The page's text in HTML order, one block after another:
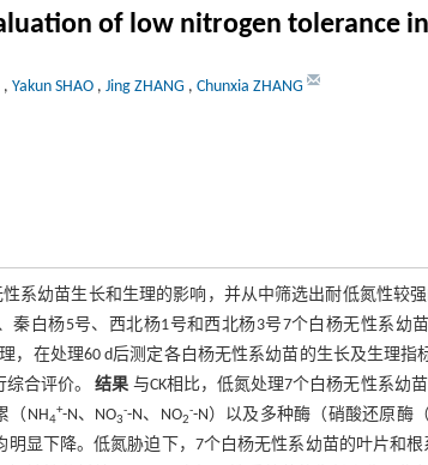
of low nitrogen tolerance
, Yakun SHAO , Jing ZHANG , Chunxia ZHANG
系幼苗生长和生理的影响，并从中筛选出耐低氮性较
秦白杨5号、西北杨1号和西北杨3号7个白杨无性系幼
理，在处理60 d后测定各白杨无性系幼苗的生长及生理
综合评价。结果 与CK相比，低氮处理7个白杨无性系幼
（NH4
+-N、NO3
--N、NO2
--N）以及多种酶（硝酸还原酶
明显下降。低氮胁迫下，7个白杨无性系幼苗的叶片和根